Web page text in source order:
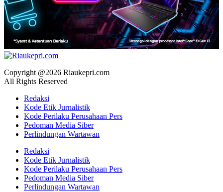
Copyright @2026 Riaukepri.com
All Rights Reserved
Redaksi
Kode Etik Jurnalistik
Kode Perilaku Perusahaan Pers
Pedoman Media Siber
Perlindungan Wartawan
Redaksi
Kode Etik Jurnalistik
Kode Perilaku Perusahaan Pers
Pedoman Media Siber
Perlindungan Wartawan